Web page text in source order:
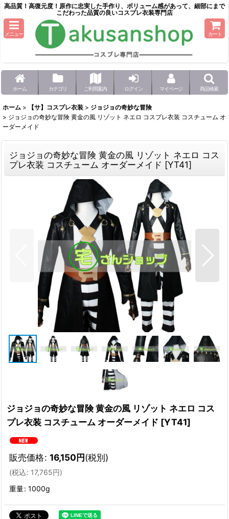
高品質！高復元度！原作に忠実した手作り、ボリューム感があって、細部にまで
こだわった品質の良いコスプレ衣装専門店
メニュー カート
ホーム カテゴリ ご利用案内 ログイン マイページ 商品検索
ホーム > 【サ】コスプレ衣装 > ジョジョの奇妙な冒険
> ジョジョの奇妙な冒険 黄金の風 リゾット ネエロ コスプレ衣装 コスチューム オ
ーダーメイド
ジョジョの奇妙な冒険 黄金の風 リゾット ネエロ コス
プレ衣装 コスチューム オーダーメイド [YT41]
ジョジョの奇妙な冒険 黄金の風 リゾット ネエロ コス
プレ衣装 コスチューム オーダーメイド [YT41]
販売価格: 16,150円(税別)
(税込: 17,765円)
重量: 1000g